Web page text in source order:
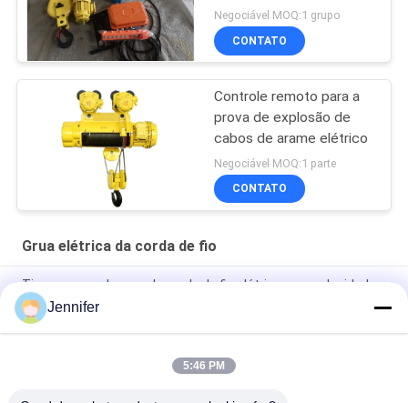
Negociável MOQ:1 grupo
CONTATO
Controle remoto para a
prova de explosão de
cabos de arame elétrico
Negociável MOQ:1 parte
CONTATO
Grua elétrica da corda de fio
Tipo europeu da grua de corda de fio elétrico com velocidade
de elevação variável velocidade de viagem 3.2t 5t 10t 16t 20t
0.5t 1t 2t 3t 5t CD1/MD1 Eletrodoméstico de elevação
Ponte Rolante FEM 10 toneladas 12 toneladas 16 toneladas
Jennifer
5:46 PM